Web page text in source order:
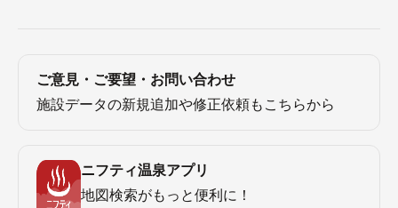
ご意見・ご要望・お問い合わせ
施設データの新規追加や修正依頼もこちらから
ニフティ温泉アプリ
地図検索がもっと便利に！